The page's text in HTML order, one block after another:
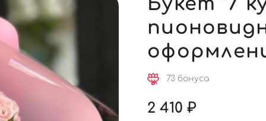
73 бонуса
2 410 ₽